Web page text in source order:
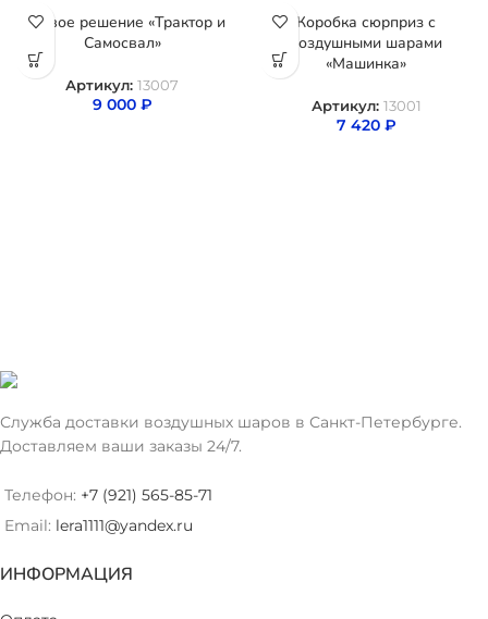
Готовое решение «Трактор и
Самосвал»
Артикул: 13007
9 000 ₽
Коробка сюрприз с
воздушными шарами
«Машинка»
Артикул: 13001
7 420 ₽
Служба доставки воздушных шаров в Санкт-Петербурге.
Доставляем ваши заказы 24/7.
Телефон: +7 (921) 565-85-71
Email: lera1111@yandex.ru
ИНФОРМАЦИЯ